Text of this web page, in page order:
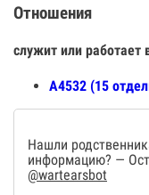
Отношения
служит или работает
А4532 (15
Нашли
информацию? —
@wartearsbot